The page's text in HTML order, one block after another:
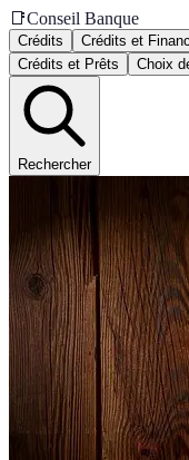
📑Conseil Banque
Crédits Crédits et
Crédits et Prêts
Choix
Rechercher